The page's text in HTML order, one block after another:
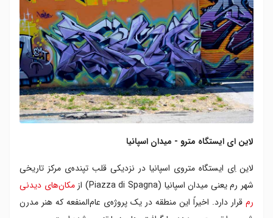
لاین ای ایستگاه مترو - میدان اسپانیا
لاین اِی ایستگاه متروی اسپانیا در نزدیکی قلب تپنده‌ی مرکز تاریخی
شهر رم یعنی میدان اسپانیا (Piazza di Spagna) از
مکان‌های دیدنی
رم قرار دارد. اخیراً این منطقه در یک پروژه‌ی عام‌المنفعه که هنر مدرن